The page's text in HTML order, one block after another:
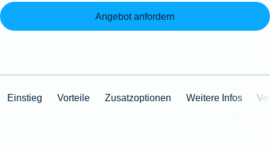
Angebot anfordern
Einstieg Vorteile Zusatzoptionen Weitere Infos